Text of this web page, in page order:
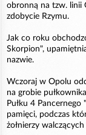
obronną na tzw. linii
zdobycie Rzymu.
Jak co roku
Skorpion",
nazwie.
Wczoraj w Opolu
na grobie
Pułku 4 Pancernego
pamięci, podczas
żołnierzy